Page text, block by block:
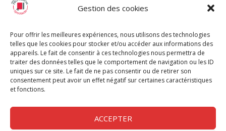
Gestion des cookies
Pour offrir les meilleures expériences, nous utilisons des technologies
telles que les cookies pour stocker et/ou accéder aux informations des
appareils. Le fait de consentir à ces technologies nous permettra de
traiter des données telles que le comportement de navigation ou les ID
uniques sur ce site. Le fait de ne pas consentir ou de retirer son
consentement peut avoir un effet négatif sur certaines caractéristiques
et fonctions.
ACCEPTER
Chèque Intermittents
Chèque Compta
Chèque Emploi Spectacle
G-Pods
Profession Audio-visuel